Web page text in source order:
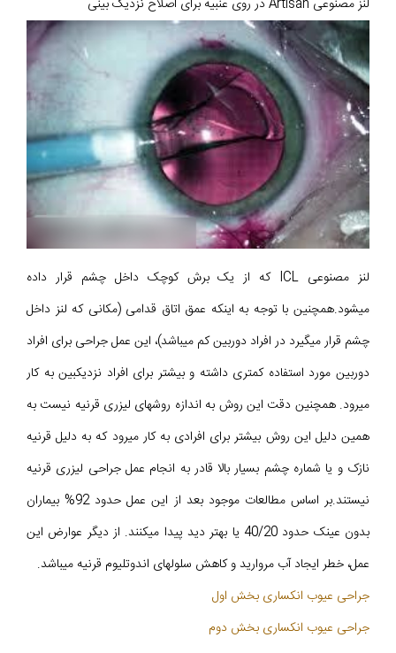
لنز مصنوعی ICL که از یک برش کوچک داخل چشم قرار داده
می‎شود.همچنین با توجه به اینکه عمق اتاق قدامی (مکانی که لنز داخل
چشم قرار میگیرد در افراد دوربین کم میباشد)، این عمل جراحی برای افراد
دوربین مورد استفاده کمتری داشته و بیشتر برای افراد نزدیکبین به کار
میرود. همچنین دقت این روش به اندازه روشهای لیزری قرنیه نیست به
همین دلیل این روش بیشتر برای افرادی به کار میرود که به دلیل قرنیه
نازک و یا شماره چشم بسیار بالا قادر به انجام عمل جراحی لیزری قرنیه
نیستند.بر اساس مطالعات موجود بعد از این عمل حدود 92% بیماران
بدون عینک حدود 40/20 یا بهتر دید پیدا میکنند. از دیگر عوارض این
عمل، خطر ایجاد آب مروارید و کاهش سلولهای اندوتلیوم قرنیه میباشد.
جراحی عیوب انکساری بخش اول
جراحی عیوب انکساری بخش دوم